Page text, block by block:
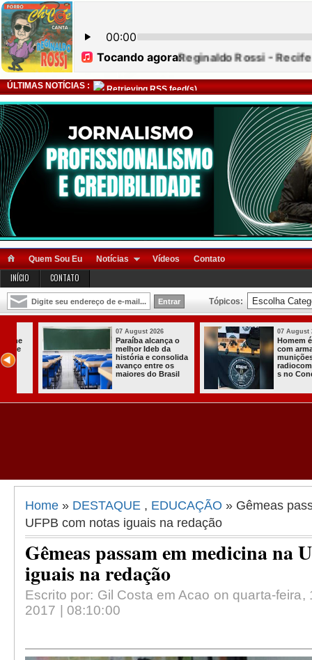
ÚLTIMAS NOTÍCIAS : Retrieving RSS feed(s)
Quem Sou Eu Notícias Vídeos Contato
INÍCIO CONTATO
Tópicos:
07 August 2026
Homem é preso
com armas,
munições e
radiocomunicadore
s no Conde
03 August 2026
Itabaiana
a primeira
Comunitária
Solidária a
Comunidade
Almir Muniz
Home » DESTAQUE , EDUCAÇÃO » Gêmeas
UFPB com notas iguais na redação
Gêmeas passam em medicina na
iguais na redação
Escrito por: Gil Costa em Acao on quarta-feira,
2017 | 08:10:00